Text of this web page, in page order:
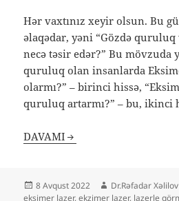
Hər vaxtınız xeyir olsun. Bu
əlaqədar, yəni “Gözdə
necə təsir edər?” Bu mövzuda
quruluq olan insanlarda
olarmı?” – birinci hissə,
quruluq artarmı?” – bu, ikinci
DAVAMI
Yayım
tarixi
8 Avqust 2022 Müəllif
Dr.Rəfadar Xəlilov
eksimer lazer,ekzimer lazer, lazerle